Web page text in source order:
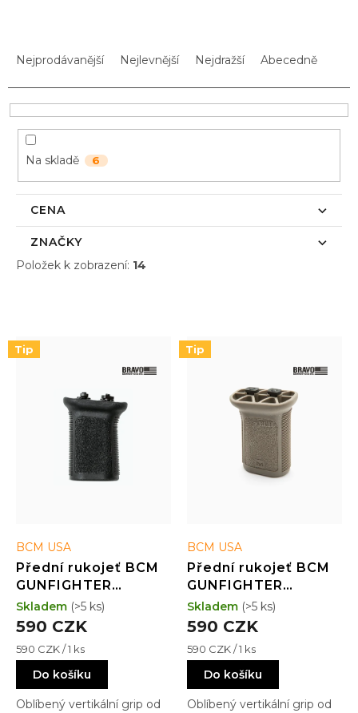
a
e
n
o
d
ů
Nejprodávanější Nejlevnější Nejdražší Abecedně
Na skladě 6
CENA
ZNAČKY
Položek k zobrazení: 14
Tip
BCM USA
Přední rukojeť BCM
GUNFIGHTER
Vertical Grip - M-LOK
- Mod 3 - BLK
590 CZK
Měrná
cena:
590 CZK / 1 ks
Do košíku
Oblíbený vertikální grip od
Skladem (>5 ks)
Tip
BCM USA
Přední rukojeť BCM
GUNFIGHTER
Vertical Grip - M-LOK
- Mod 3 - FDE
590 CZK
Měrná
cena:
590 CZK / 1 ks
Do košíku
Oblíbený vertikální grip od
Skladem (>5 ks)